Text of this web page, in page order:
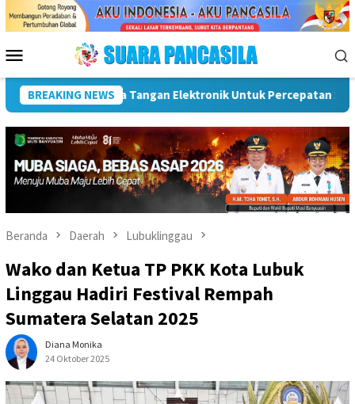
Menu
Mobile
BREAKING NEWS
Dorong UMKM Naik Kelas, Ratu Dewa Tekankan Pentingnya
Beranda Daerah Lubuklinggau
Wako dan Ketua TP PKK Kota Lubuk
Linggau Hadiri Festival Rempah
Sumatera Selatan 2025
Diana Monika
24 Oktober 2025